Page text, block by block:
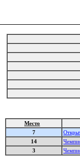
Место
7
14
3